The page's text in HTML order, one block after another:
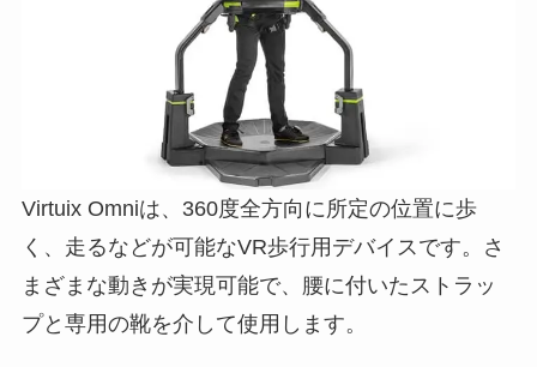
Virtuix Omniは、360度全方向に所定の位置に歩
く、走るなどが可能なVR歩行用デバイスです。さ
まざまな動きが実現可能で、腰に付いたストラッ
プと専用の靴を介して使用します。